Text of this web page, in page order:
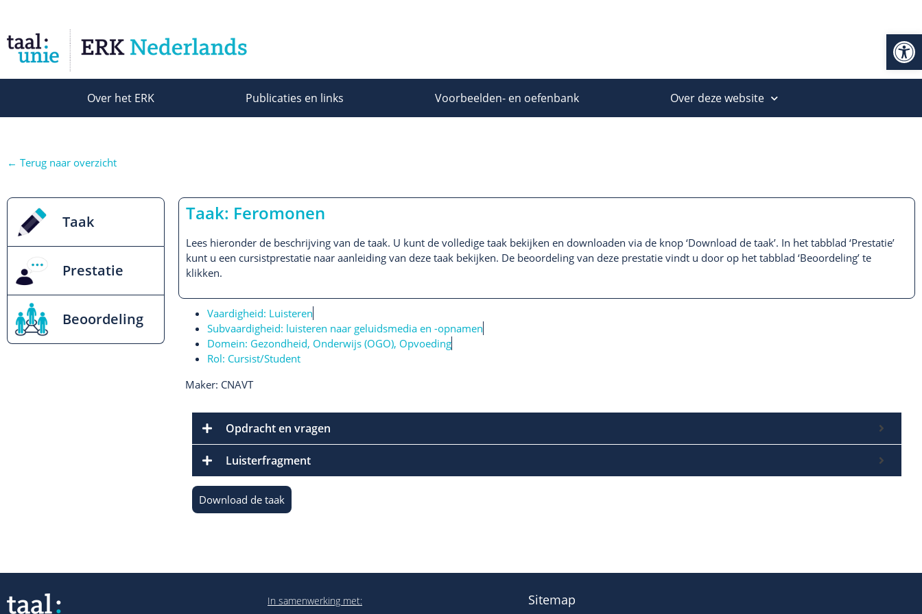
Over het ERK Publicaties en links Voorbeelden- en oefenbank Over deze website
← Terug naar overzicht
Taak
Prestatie
Beoordeling
Taak: Feromonen
Lees hieronder de beschrijving van de taak. U kunt de volledige taak bekijken en downloaden via de knop ‘Download de taak’. In het tabblad ‘Prestatie’
kunt u een cursistprestatie naar aanleiding van deze taak bekijken. De beoordeling van deze prestatie vindt u door op het tabblad ‘Beoordeling’ te
klikken.
Vaardigheid: Luisteren
Subvaardigheid: luisteren naar geluidsmedia en -opnamen
Domein: Gezondheid, Onderwijs (OGO), Opvoeding
Rol: Cursist/Student
Maker: CNAVT
Opdracht en vragen
Luisterfragment
Download de taak
In samenwerking met: Sitemap